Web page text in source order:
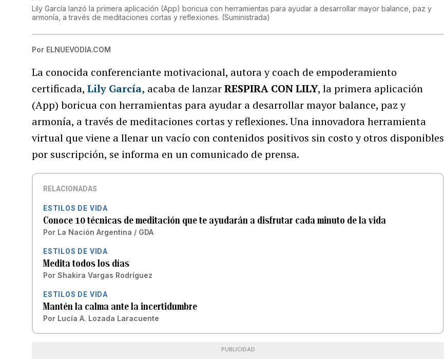
Lily García lanzó la primera aplicación (App) boricua con herramientas para ayudar a desarrollar mayor balance, paz y
armonía, a través de meditaciones cortas y reflexiones. (Suministrada)
Por ELNUEVODIA.COM
La conocida conferenciante motivacional, autora y coach de empoderamiento
certificada,Lily García, acaba de lanzarRESPIRA CON LILY, la primera aplicación
(App) boricua con herramientas para ayudar a desarrollar mayor balance, paz y
armonía, a través de meditaciones cortas y reflexiones. Una innovadora herramienta
virtual que viene a llenar un vacío con contenidos positivos sin costo y otros disponibles
por suscripción, se informa en un comunicado de prensa.
RELACIONADAS
ESTILOS DE VIDA
Conoce 10 técnicas de meditación que te ayudarán a disfrutar cada minuto de la vida
Por La Nación Argentina / GDA
ESTILOS DE VIDA
Medita todos los días
Por Shakira Vargas Rodríguez
ESTILOS DE VIDA
Mantén la calma ante la incertidumbre
Por Lucía A. Lozada Laracuente
PUBLICIDAD